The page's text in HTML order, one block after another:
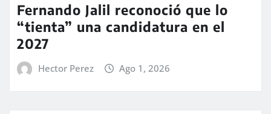
Fernando Jalil reconoció que lo
“tienta” una candidatura en el
2027
Hector Perez Ago 1, 2026